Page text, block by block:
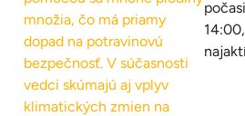
množia, čo má priamy
dopad na potravinovú
bezpečnosť. V súčasnosti
vedci skúmajú aj vplyv
klimatických zmien na